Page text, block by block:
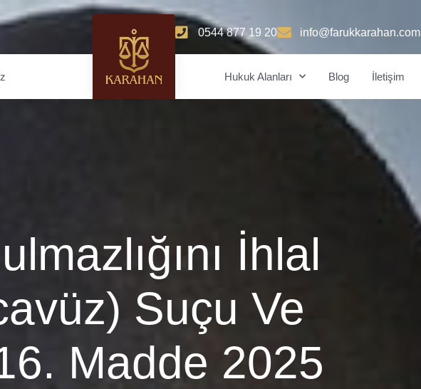
0544 877 19 20 info@farukkarahan.com
Hukuk Alanları Blog İletişim
İhlal
Suçu Ve
Madde 2025